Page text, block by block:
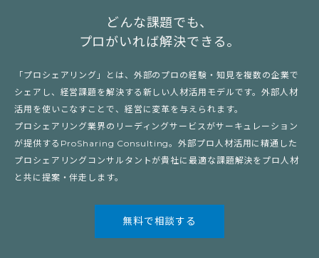
どんな課題でも、
プロがいれば解決できる。
「プロシェアリング」とは、外部のプロの経験・知見を複数の企業で
シェアし、経営課題を解決する新しい人材活用モデルです。外部人材
活用を使いこなすことで、経営に変革を与えられます。
プロシェアリング業界のリーディングサービスがサーキュレーション
が提供するProSharing Consulting。外部プロ人材活用に精通した
プロシェアリングコンサルタントが貴社に最適な課題解決をプロ人材
と共に提案・伴走します。
無料で相談する